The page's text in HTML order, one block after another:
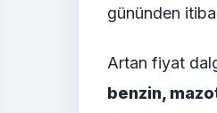
gününden
Artan fiyat
benzin,